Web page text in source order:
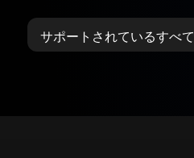
サポートされているすべ